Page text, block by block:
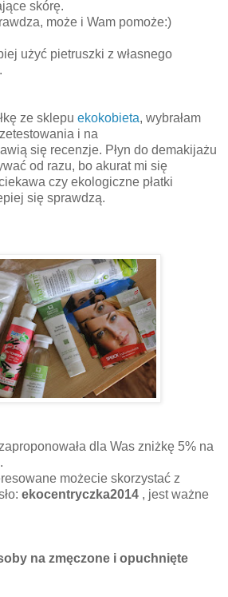
skórę.
może i Wam pomoże:)
użyć pietruszki z własnego
ze sklepu ekokobieta, wybrałam
i na
się recenzje. Płyn do demakijażu
od razu, bo akurat mi się
czy ekologiczne płatki
się sprawdzą.
dla Was zniżkę 5% na
możecie skorzystać z
ekocentryczka2014 , jest ważne
na zmęczone i opuchnięte